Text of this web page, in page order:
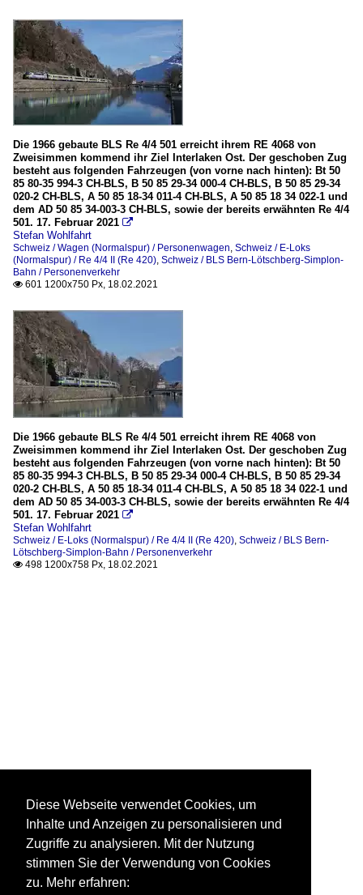
Die 1966 gebaute BLS Re 4/4 501 erreicht ihrem RE 4068 von
Zweisimmen kommend ihr Ziel Interlaken Ost. Der geschoben Zug
besteht aus folgenden Fahrzeugen (von vorne nach hinten): Bt 50
85 80-35 994-3 CH-BLS, B 50 85 29-34 000-4 CH-BLS, B 50 85 29-34
020-2 CH-BLS, A 50 85 18-34 011-4 CH-BLS, A 50 85 18 34 022-1 und
dem AD 50 85 34-003-3 CH-BLS, sowie der bereits erwähnten Re 4/4
501. 17. Februar 2021 
Stefan Wohlfahrt
Schweiz / Wagen (Normalspur) / Personenwagen, Schweiz / E-Loks
(Normalspur) / Re 4/4 II (Re 420), Schweiz / BLS Bern-Lötschberg-Simplon-
Bahn / Personenverkehr
 601 1200x750 Px, 18.02.2021
Die 1966 gebaute BLS Re 4/4 501 erreicht ihrem RE 4068 von
Zweisimmen kommend ihr Ziel Interlaken Ost. Der geschoben Zug
besteht aus folgenden Fahrzeugen (von vorne nach hinten): Bt 50
85 80-35 994-3 CH-BLS, B 50 85 29-34 000-4 CH-BLS, B 50 85 29-34
020-2 CH-BLS, A 50 85 18-34 011-4 CH-BLS, A 50 85 18 34 022-1 und
dem AD 50 85 34-003-3 CH-BLS, sowie der bereits erwähnten Re 4/4
501. 17. Februar 2021 
Stefan Wohlfahrt
Schweiz / E-Loks (Normalspur) / Re 4/4 II (Re 420), Schweiz / BLS Bern-
Lötschberg-Simplon-Bahn / Personenverkehr
 498 1200x758 Px, 18.02.2021
Diese Webseite verwendet Cookies, um
Inhalte und Anzeigen zu personalisieren und
Zugriffe zu analysieren. Mit der Nutzung
stimmen Sie der Verwendung von Cookies
zu. Mehr erfahren: